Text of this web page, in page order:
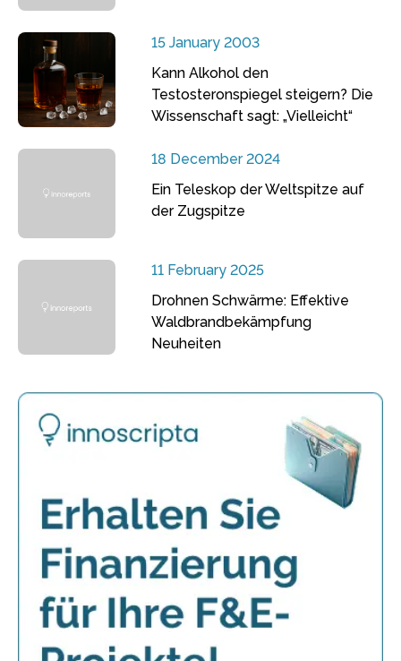
15 January 2003
Kann Alkohol den
Testosteronspiegel steigern? Die
Wissenschaft sagt: „Vielleicht“
18 December 2024
Ein Teleskop der Weltspitze auf
der Zugspitze
11 February 2025
Drohnen Schwärme: Effektive
Waldbrandbekämpfung
Neuheiten